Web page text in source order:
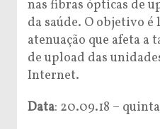
nas fibras ópticas de
da saúde. O objetivo
atenuação que afeta a
de upload das
Internet.
Data: 20.09.18 –